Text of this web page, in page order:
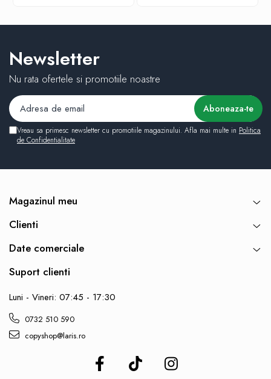
Newsletter
Nu rata ofertele si promotiile noastre
Vreau sa primesc newsletter cu promotiile magazinului. Afla mai multe in Politica
de Confidentialitate
Magazinul meu
Clienti
Date comerciale
Suport clienti
Luni - Vineri: 07:45 - 17:30
0732 510 590
copyshop@laris.ro